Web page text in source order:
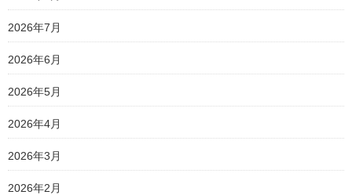
2026年7月
2026年6月
2026年5月
2026年4月
2026年3月
2026年2月